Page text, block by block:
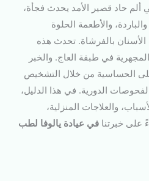
ألم حاد قصير الأمد يحدث فجأة،
والأطعمة الحلوة
الأسنان بالفرشاة. تحدث هذه
في طبقة العاج. والخبر
الحساسية من خلال التشخيص
الدورية. في هذا الدليل،
والعلاجات المنزلية،
على خبرتنافي عيادة يالوفا لطب